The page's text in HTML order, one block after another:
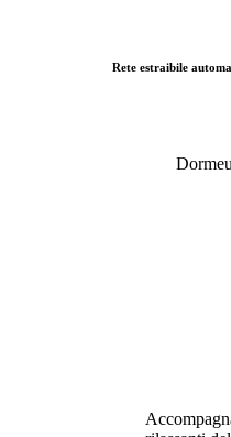
Rete estraibile